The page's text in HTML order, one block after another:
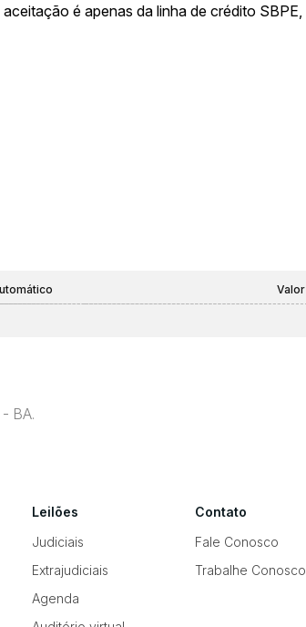
é apenas da linha de crédito SBPE,
Valor
BA.
Leilões
Judiciais
Extrajudiciais
Agenda
Contato
Fale Conosco
Trabalhe Conosco